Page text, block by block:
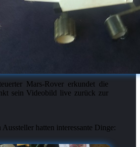
Mars-Rover erkundet die
sein Videobild live zurück zur